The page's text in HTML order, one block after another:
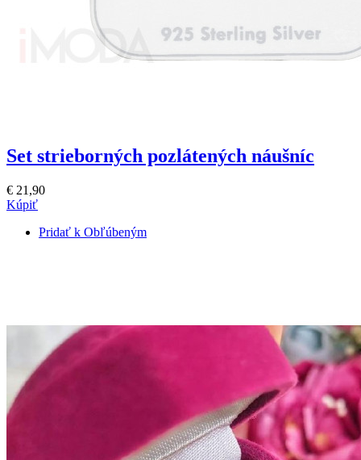
Set strieborných pozlátených náušníc
€ 21,90
Kúpiť
Pridať k Obľúbeným